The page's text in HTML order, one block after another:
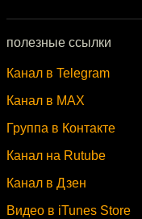
полезные ссылки
Канал в Telegram
Канал в MAX
Группа в Контакте
Канал на Rutube
Канал в Дзен
Видео в iTunes Store